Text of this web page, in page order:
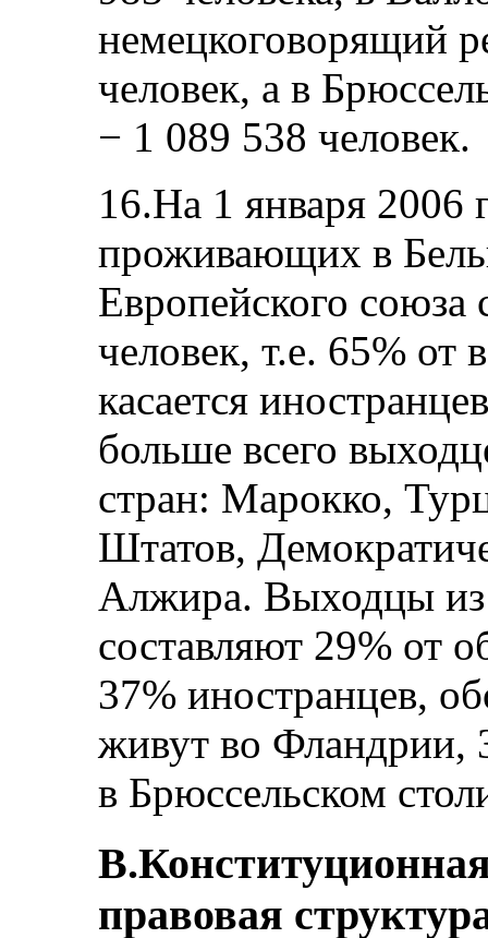
немецкоговорящий
человек, а в
− 1 089 538 человек.
16.На 1 января 2006
проживающих в
Европейского союза
человек, т.е. 65% от
касается
больше всего
стран: Марокко,
Штатов,
Алжира. Выходцы
составляют 29% от
37% иностранцев,
живут во Фландрии,
в Брюссельском
правовая